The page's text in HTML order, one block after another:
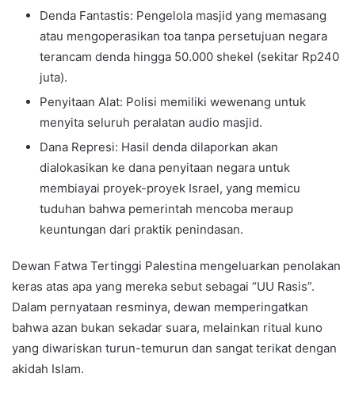
Denda Fantastis: Pengelola masjid yang memasang
atau mengoperasikan toa tanpa persetujuan negara
terancam denda hingga 50.000 shekel (sekitar Rp240
juta).
Penyitaan Alat: Polisi memiliki wewenang untuk
menyita seluruh peralatan audio masjid.
Dana Represi: Hasil denda dilaporkan akan
dialokasikan ke dana penyitaan negara untuk
membiayai proyek-proyek Israel, yang memicu
tuduhan bahwa pemerintah mencoba meraup
keuntungan dari praktik penindasan.
Dewan Fatwa Tertinggi Palestina mengeluarkan penolakan
keras atas apa yang mereka sebut sebagai “UU Rasis”.
Dalam pernyataan resminya, dewan memperingatkan
bahwa azan bukan sekadar suara, melainkan ritual kuno
yang diwariskan turun-temurun dan sangat terikat dengan
akidah Islam.